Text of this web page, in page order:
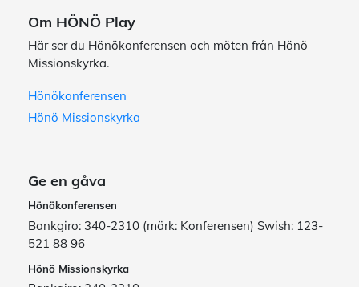
Om HÖNÖ Play
Här ser du Hönökonferensen och möten från Hönö
Missionskyrka.
Hönökonferensen
Hönö Missionskyrka
Ge en gåva
Hönökonferensen
Bankgiro: 340-2310 (märk: Konferensen) Swish: 123-
521 88 96
Hönö Missionskyrka